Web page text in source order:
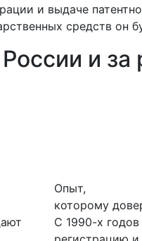
и выдаче
средств он
и
Опыт,
которому
С 1990-х